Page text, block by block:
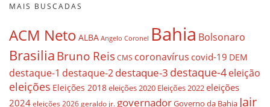
MAIS BUSCADAS
ACM Neto ALBA Angelo Coronel Bahia Bolsonaro
BrasiliaBruno ReisCMS coronavírus covid-19 DEM
destaque-1 destaque-2destaque-3 destaque-4eleição
eleições Eleições 2018eleições 2020 Eleições 2022eleições
2024 eleições 2026 geraldo jr. governadorGoverno da Bahia Jair